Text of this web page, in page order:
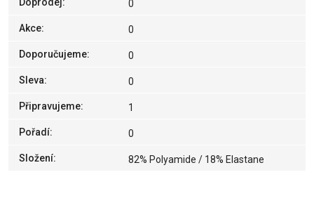
0
Akce: 0
Doporučujeme: 0
Sleva: 0
Připravujeme: 1
Pořadí: 0
Složení: 82% Polyamide / 18% Elastane